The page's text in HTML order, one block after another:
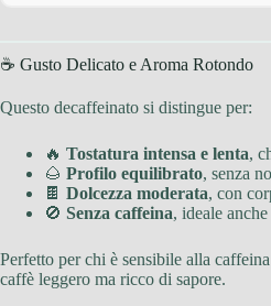
☕ Gusto Delicato e Aroma Rotondo
Questo decaffeinato si distingue per:
🔥 Tostatura intensa e lenta,
🌰 Profilo equilibrato, senza
🍫 Dolcezza moderata, con
🚫 Senza caffeina, ideale anche
Perfetto per chi è sensibile alla
caffè leggero ma ricco di sapore.